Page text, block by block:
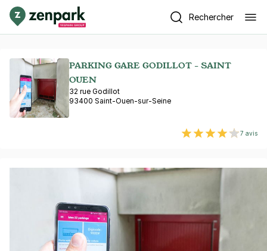
Rechercher
PARKING GARE GODILLOT - SAINT
OUEN
32 rue Godillot
93400 Saint-Ouen-sur-Seine
7 avis